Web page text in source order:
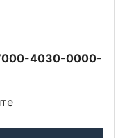
7000-4030-0000-